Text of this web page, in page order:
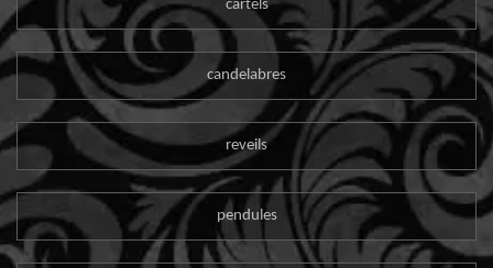
cartels
candelabres
reveils
pendules